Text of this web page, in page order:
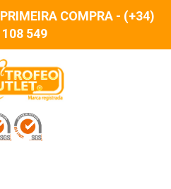
COMPRA - (+34)
549